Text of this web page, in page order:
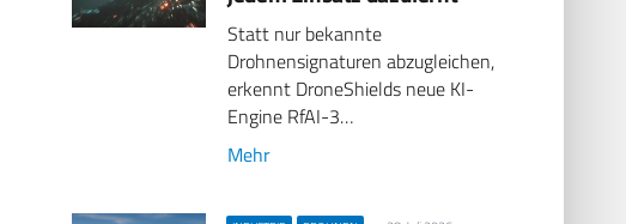
Statt nur bekannte
Drohnensignaturen abzugleichen,
erkennt DroneShields neue KI-
Engine RfAI-3…
Mehr